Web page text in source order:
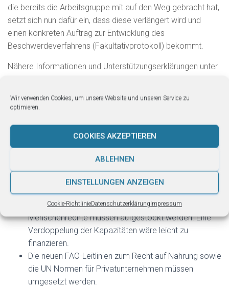
Wir verwenden Cookies, um unsere Website und unseren Service zu
optimieren.
COOKIES AKZEPTIEREN
ABLEHNEN
EINSTELLUNGEN ANZEIGEN
Cookie-RichtlinieDatenschutzerklärungImpressum
die bereits die Arbeitsgruppe mit auf den Weg gebracht hat,
setzt sich nun dafür ein, dass diese verlängert wird und
einen konkreten Auftrag zur Entwicklung des
Beschwerdeverfahrens (Fakultativprotokoll) bekommt.
Nähere Informationen und Unterstützungserklärungen unter
Forderungen zur Stärkung des Menschenrechtssystems
Ein Fakultativprotokoll als erster Schritt zur
Einklagbarkeit sozialer Rechte bei der UNO. Opfer von
Verletzungen des Rechts auf Nahrung können
keinen Rechtsweg gibt.
Die Mittel und das Personal im Genfer UN Ausschuss
für wirtschaftliche, soziale und kulturelle
Menschenrechte müssen aufgestockt werden. Eine
Verdoppelung der Kapazitäten wäre leicht zu
finanzieren.
Die neuen FAO-Leitlinien zum Recht auf Nahrung sowie
die UN Normen für Privatunternehmen müssen
umgesetzt werden.